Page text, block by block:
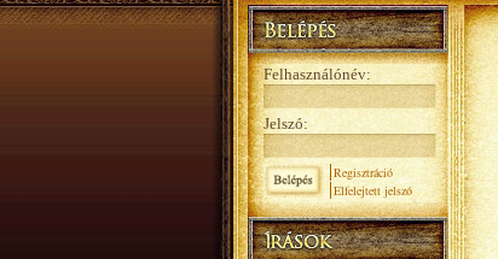
Felhasználónév:
Jelszó:
Regisztráció
Elfelejtett jelszó